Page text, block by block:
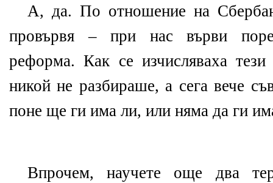
А, да. По отношение на
провървя – при нас върви
реформа. Как се изчисляваха
никой не разбираше, а сега вече
поне ще ги има ли, или няма да ги
Впрочем, научете още два